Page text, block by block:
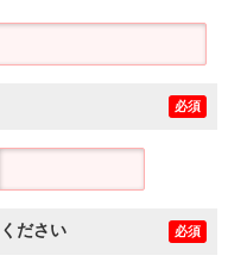
必須
ださい 必須